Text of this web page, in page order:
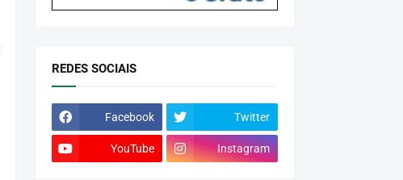
REDES SOCIAIS
Facebook Twitter
YouTube Instagram